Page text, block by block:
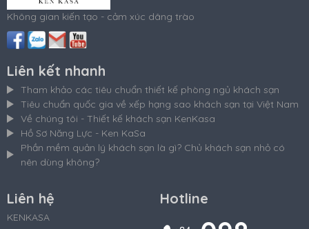
Không gian kiến tạo - cảm xúc dâng trào
Liên kết nhanh
Tham khảo các tiêu chuẩn thiết kế phòng ngủ khách sạn
Tiêu chuẩn quốc gia về xếp hạng sao khách sạn tại Việt Nam
Về chúng tôi - Thiết kế khách sạn KenKasa
Hồ Sơ Năng Lực - Ken KaSa
Phần mềm quản lý khách sạn là gì? Chủ khách sạn nhỏ có
nên dùng không?
Liên hệ
KENKASA
Hotline